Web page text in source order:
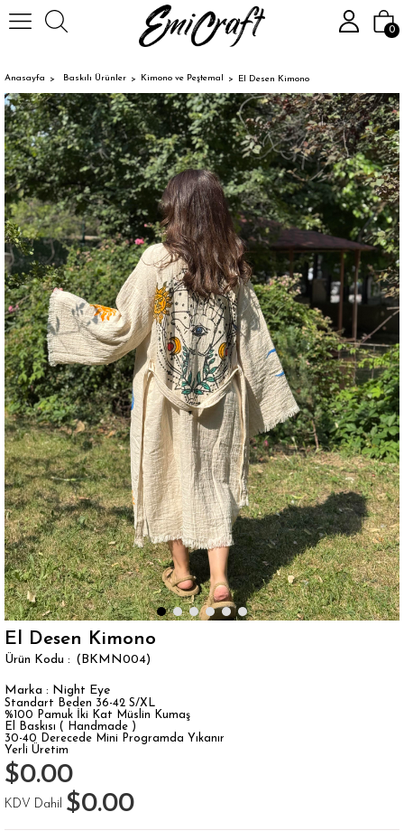
0
Anasayfa Baskılı Ürünler Kimono ve Peştemal El Desen Kimono
El Desen Kimono
(BKMN004)
Marka : Night Eye
Standart Beden 36-42 S/XL
%100 Pamuk İki Kat Müslin Kumaş
El Baskısı ( Handmade )
30-40 Derecede Mini Programda Yıkanır
Yerli Üretim
$0.00
KDV Dahil $0.00